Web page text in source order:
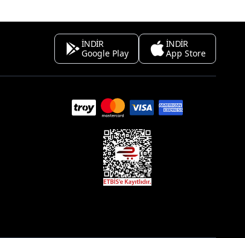
İNDİR
Google Play
İNDİR
App Store